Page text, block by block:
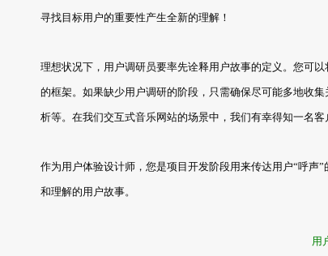
寻找目标用户的重要性产生全新的理解！
理想状况下，用户调研员要率先诠释用户故事的定义。您可
的框架。如果缺少用户调研的阶段，只需确保尽可能多地收
析等。在我们交互式音乐网站的场景中，我们有幸得知一名
作为用户体验设计师，您是项目开发阶段用来传达用户“呼声
和理解的用户故事。
用